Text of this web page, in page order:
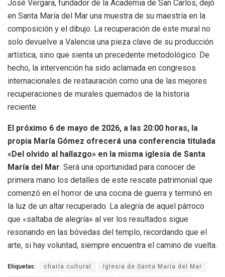
José Vergara, fundador de la Academia de San Carlos, dejó
en Santa María del Mar una muestra de su maestría en la
composición y el dibujo. La recuperación de este mural no
solo devuelve a Valencia una pieza clave de su producción
artística, sino que sienta un precedente metodológico. De
hecho, la intervención ha sido aclamada en congresos
internacionales de restauración como una de las mejores
recuperaciones de murales quemados de la historia
reciente.
El próximo 6 de mayo de 2026, a las 20:00 horas, la
propia María Gómez ofrecerá una conferencia titulada
«Del olvido al hallazgo» en la misma iglesia de Santa
María del Mar. Será una oportunidad para conocer de
primera mano los detalles de este rescate patrimonial que
comenzó en el horror de una cocina de guerra y terminó en
la luz de un altar recuperado. La alegría de aquel párroco
que «saltaba de alegría» al ver los resultados sigue
resonando en las bóvedas del templo, recordando que el
arte, si hay voluntad, siempre encuentra el camino de vuelta.
Etiquetas: charla cultural Iglesia de Santa María del Mar